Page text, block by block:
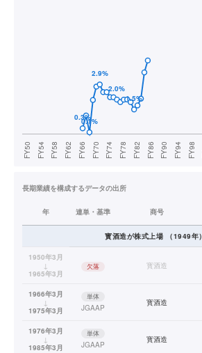
長期業績を構成するデータの出所
年 連単・基準 商号
寳酒造が株式上場 （1949年）
1950年3月
↓
1965年3月
欠落 寳酒造
1966年3月
↓
1975年3月
単体
JGAAP
寳酒造
1976年3月
↓
1985年3月
単体
JGAAP
寳酒造